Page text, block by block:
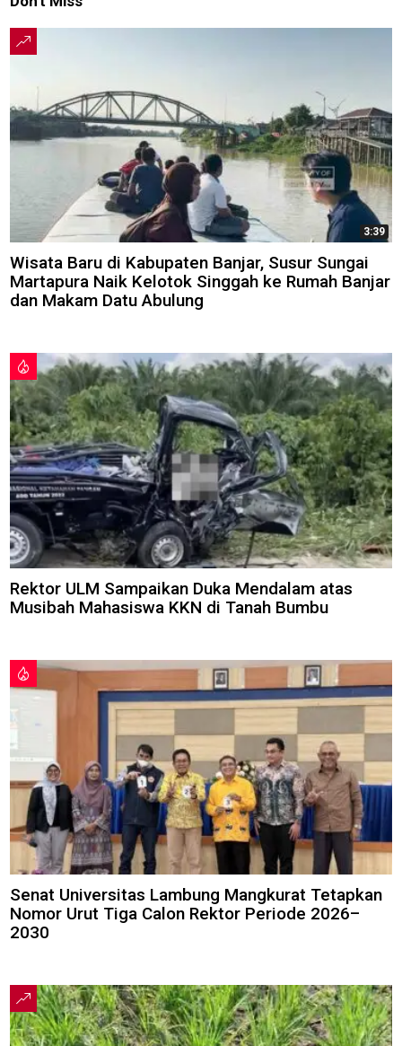
3:39
Wisata Baru di Kabupaten Banjar, Susur Sungai
Martapura Naik Kelotok Singgah ke Rumah Banjar
dan Makam Datu Abulung
Rektor ULM Sampaikan Duka Mendalam atas
Musibah Mahasiswa KKN di Tanah Bumbu
Senat Universitas Lambung Mangkurat Tetapkan
Nomor Urut Tiga Calon Rektor Periode 2026–
2030